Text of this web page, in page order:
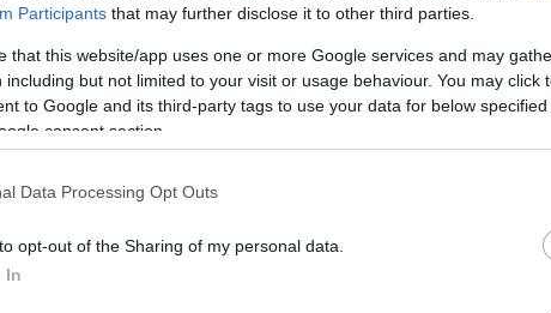
Participants that may further disclose it to other third parties.
that this website/app uses one or more Google services and may
including but not limited to your visit or usage behaviour. You may click
to Google and its third-party tags to use your data for below
consent section.
Data Processing Opt Outs
opt-out of the Sharing of my personal data.
In